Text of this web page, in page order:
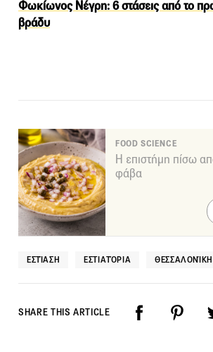
Φωκίωνος Νέγρη: 6 στάσεις από το
βράδυ
FOOD SCIENCE
Η επιστήμη πίσω
φάβα
ΕΣΤΊΑΣΗ ΕΣΤΙΑΤΌΡΙΑ ΘΕΣΣΑΛΟΝΊΚΗ
SHARE THIS ARTICLE